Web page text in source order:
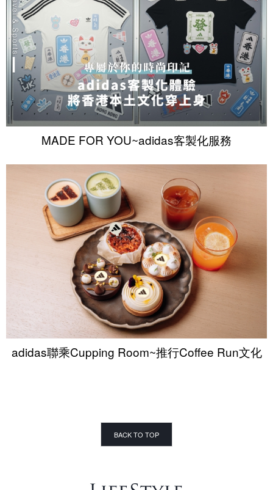
MADE FOR YOU~adidas客製化服務
adidas聯乘Cupping Room~推行Coffee Run文化
BACK TO TOP